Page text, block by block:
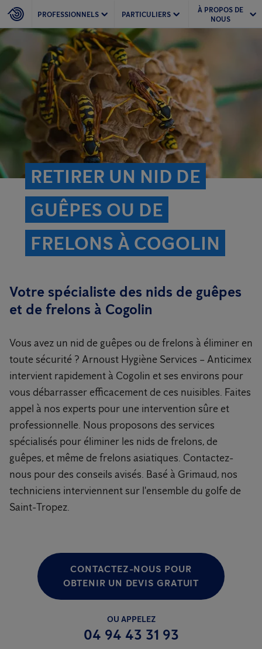
PROFESSIONNELS PARTICULIERS
À PROPOS DE
NOUS
RETIRER UN NID DE
GUÊPES OU DE
FRELONS À COGOLIN
Votre spécialiste des nids de guêpes
et de frelons à Cogolin
Vous avez un nid de guêpes ou de frelons à éliminer en
toute sécurité ? Arnoust Hygiène Services – Anticimex
intervient rapidement à Cogolin et ses environs pour
vous débarrasser efficacement de ces nuisibles. Faites
appel à nos experts pour une intervention sûre et
professionnelle. Nous proposons des services
spécialisés pour éliminer les nids de frelons, de
guêpes, et même de frelons asiatiques. Contactez-
nous pour des conseils avisés. Basé à Grimaud, nos
techniciens interviennent sur l'ensemble du golfe de
Saint-Tropez.
CONTACTEZ-NOUS POUR
OBTENIR UN DEVIS GRATUIT
OU APPELEZ
04 94 43 31 93